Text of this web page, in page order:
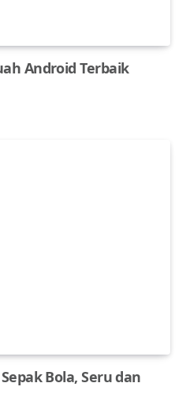
Android Terbaik
Bola, Seru dan